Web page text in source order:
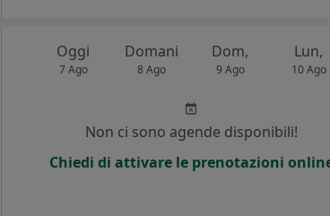
Oggi
7 Ago
Domani
8 Ago
Dom,
9 Ago
Lun,
10 Ago
Non ci sono agende disponibili!
Chiedi di attivare le prenotazioni